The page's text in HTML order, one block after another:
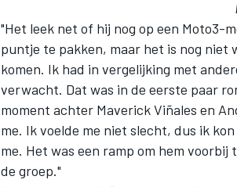
"Het leek net of hij nog op een Moto3-
puntje te pakken, maar het is nog niet
komen. Ik had in vergelijking met
verwacht. Dat was in de eerste paar
moment achter Maverick Viñales en
me. Ik voelde me niet slecht, dus ik
me. Het was een ramp om hem
de groep."